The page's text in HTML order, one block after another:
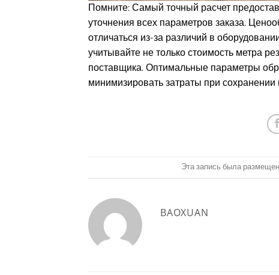
Помните: Самый точный расчет
уточнения всех параметров заказа.
отличаться из-за различий в
учитывайте не только стоимость метра
поставщика. Оптимальные параметры
минимизировать затраты при сохранении
Эта запись была
BAOXUAN